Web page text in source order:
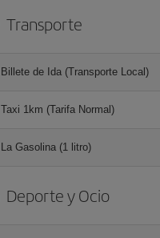
Transporte
Billete de Ida (Transporte Local)
Taxi 1km (Tarifa Normal)
La Gasolina (1 litro)
Deporte y Ocio